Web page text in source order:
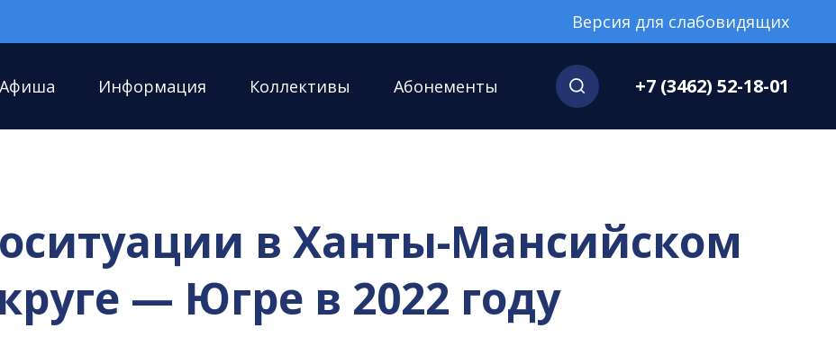
Версия для слабовидящих
Афиша Информация Коллективы Абонементы +7 (3462) 52-18-01
в Ханты-Мансийском
— Югре в 2022 году